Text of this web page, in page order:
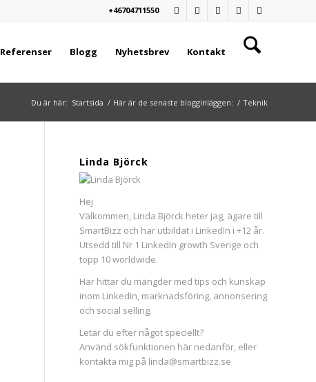
+46704711550
Referenser Blogg Nyhetsbrev Kontakt
Du är här: Startsida / Här är de senaste blogginläggen: / Teknik
Linda Björck
Hej
Välkommen, Linda Björck heter jag, ägare till
SmartBizz och har utbildat i LinkedIn i +12 år.
Utsedd till Nr 1 LinkedIn growth Sverige och
topp 10 worldwide.
Här hittar du mängder med tips och kunskap
inom LinkedIn, marknadsföring, annonsering
och social selling.
Letar du efter något speciellt?
Använd sökfunktionen här nedanför, eller
kontakta mig på linda@smartbizz.se